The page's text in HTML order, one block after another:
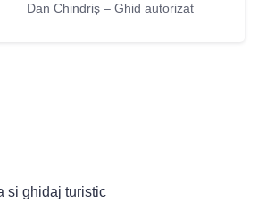
– Ghid autorizat
si ghidaj turistic